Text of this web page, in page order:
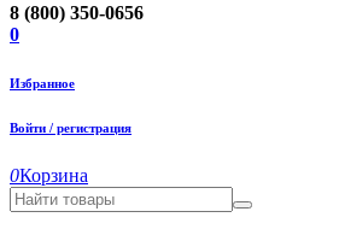
8 (800) 350-0656
0
Избранное
Войти / регистрация
0Корзина